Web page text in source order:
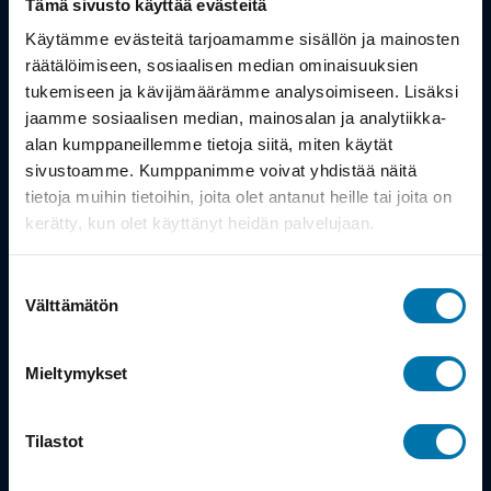
Tämä sivusto käyttää evästeitä
Käytämme evästeitä tarjoamamme sisällön ja mainosten
räätälöimiseen, sosiaalisen median ominaisuuksien
tukemiseen ja kävijämäärämme analysoimiseen. Lisäksi
jaamme sosiaalisen median, mainosalan ja analytiikka-
alan kumppaneillemme tietoja siitä, miten käytät
sivustoamme. Kumppanimme voivat yhdistää näitä
tietoja muihin tietoihin, joita olet antanut heille tai joita on
kerätty, kun olet käyttänyt heidän palvelujaan.
valinta
Välttämätön
Mieltymykset
Tilastot
Työsuhdepyörä
Info
Toimitus
Takuu ja palautukset
Maksutavat